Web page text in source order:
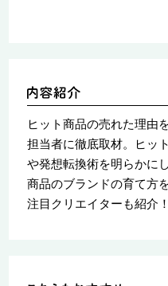
ヒット商品の売れた理由
担当者に徹底取材。ヒッ
や発想転換術を明らかに
商品のブランドの育て方
注目クリエイターも紹介！